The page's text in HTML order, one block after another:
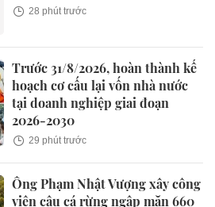
28 phút trước
Trước 31/8/2026, hoàn thành kế
hoạch cơ cấu lại vốn nhà nước
tại doanh nghiệp giai đoạn
2026-2030
29 phút trước
Ông Phạm Nhật Vượng xây công
viên câu cá rừng ngập mặn 660